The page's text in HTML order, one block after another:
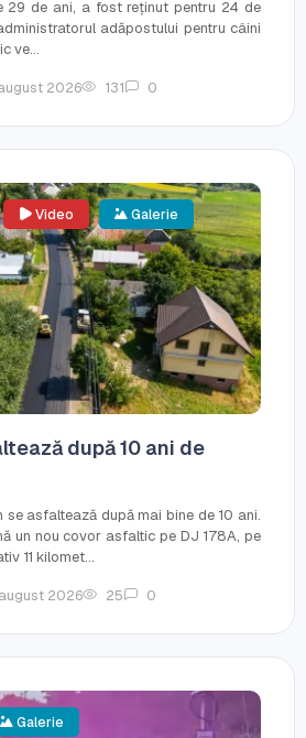
29 de ani, a fost reținut pentru 24 de
adăpostului pentru câini
ve...
2026 131 0
Video Galerie
după 10 ani de
se asfaltează după mai bine de 10 ani.
un nou covor asfaltic pe DJ 178A, pe
11 kilomet...
2026 25 0
Galerie